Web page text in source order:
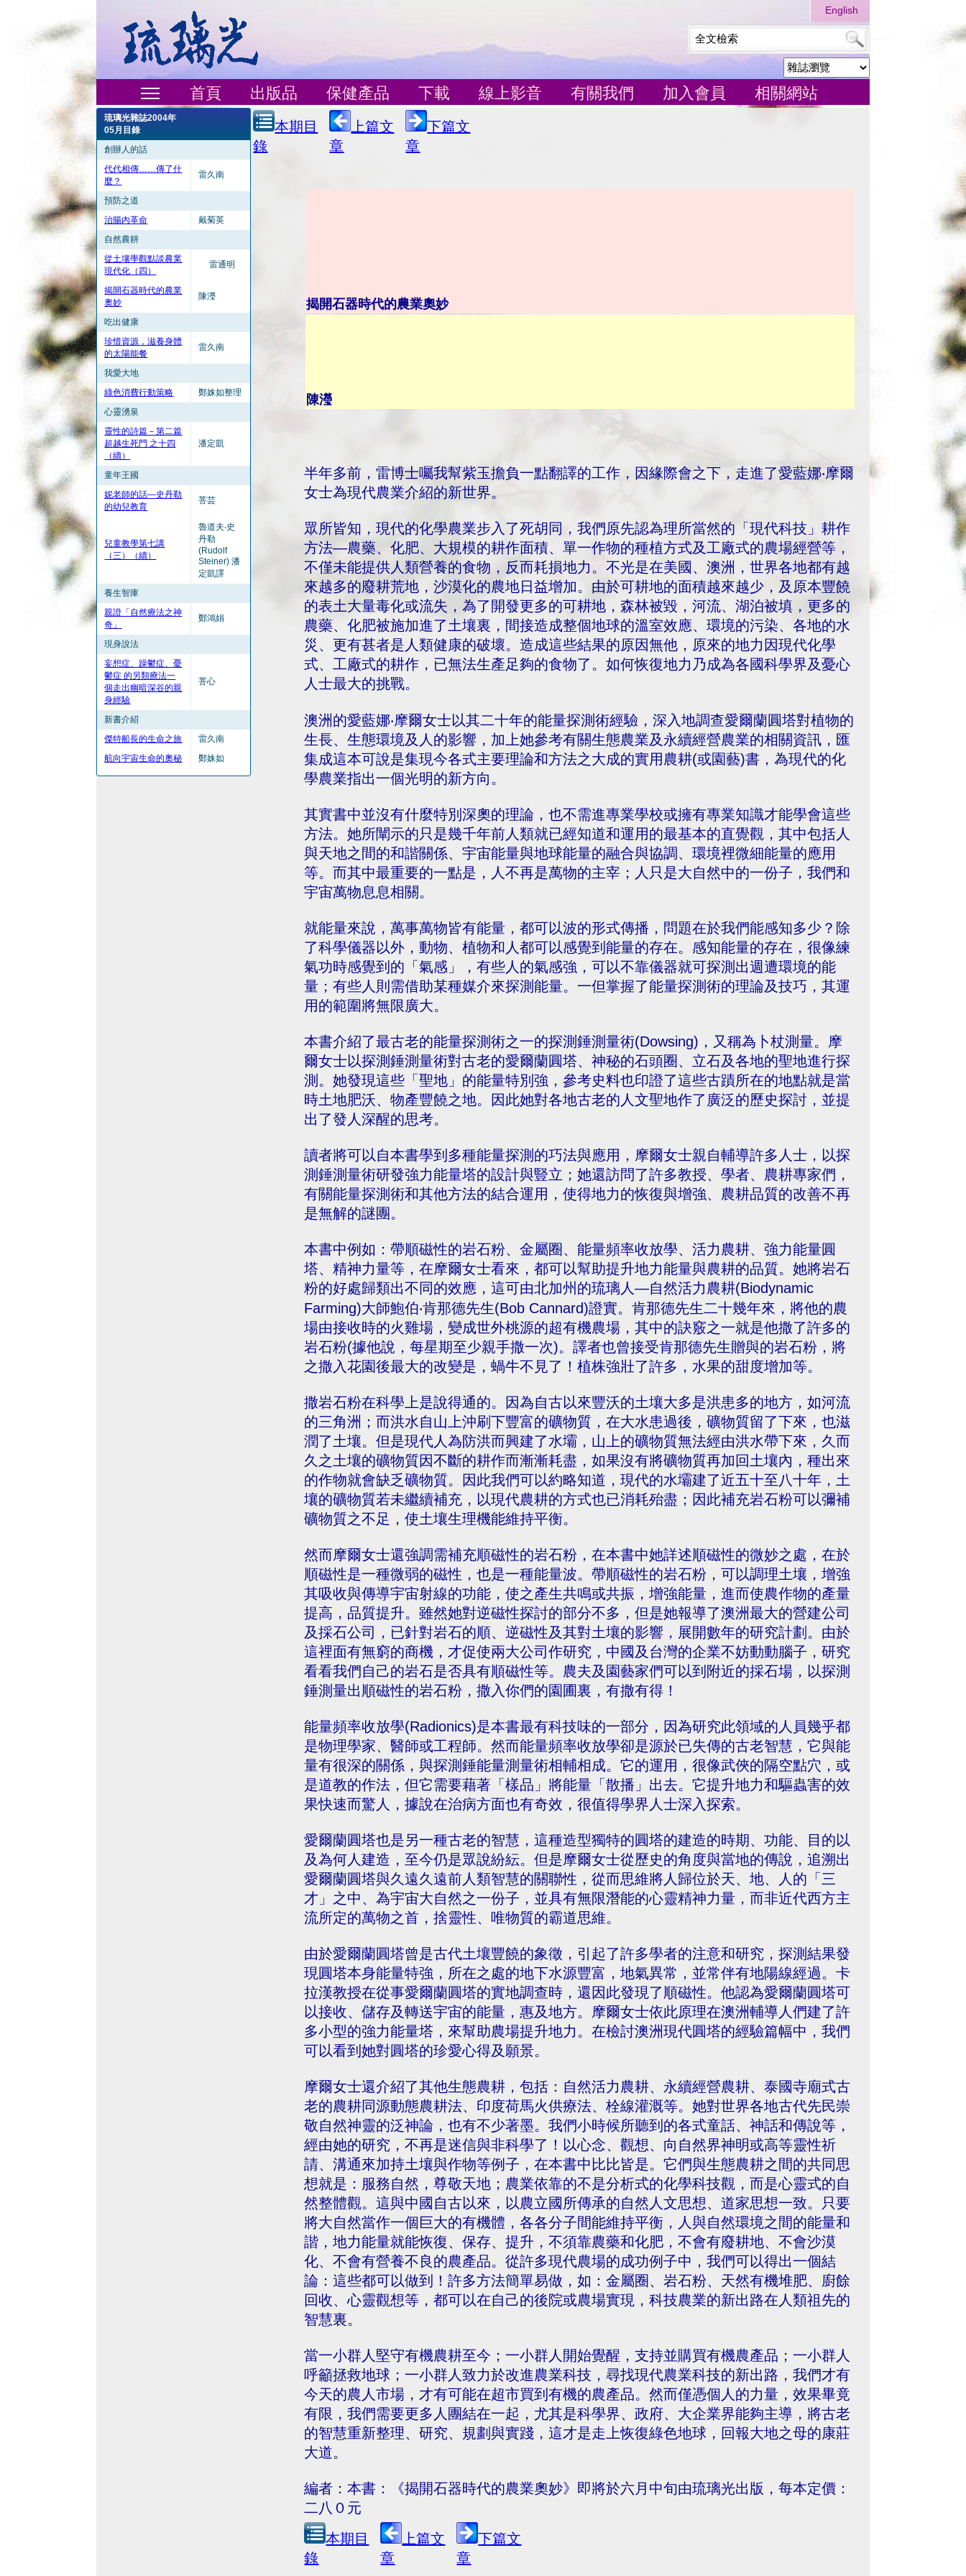
English
首頁 出版品 保健產品 下載 線上影音 有關我們 加入會員 相關網站
琉璃光雜誌2004年
05月目錄
創辦人的話
代代相傳……傳了什
麼？
雷久南
預防之道
治腸內革命
戴菊英
自然農耕
從土壤學觀點談農業
現代化（四）
雷通明
揭開石器時代的農業
奧妙
陳瀅
吃出健康
珍惜資源，滋養身體
的太陽能餐
雷久南
我愛大地
綠色消費行動策略
鄭姝如整理
心靈湧泉
靈性的詩篇－第二篇
超越生死門 之十四
（續）
潘定凱
童年王國
妮老師的話—史丹勒
的幼兒教育
菩芸
兒童教學第七講
（三）（續）
魯道夫‧史
丹勒
(Rudolf
Steiner) 潘
定凱譯
養生智庫
親證「自然療法之神
奇」
鄭鴻娟
現身說法
妄想症、躁鬱症、憂
鬱症 的另類療法一
個走出幽暗深谷的親
身經驗
菩心
新書介紹
傑特船長的生命之旅
雷久南
航向宇宙生命的奧秘
鄭姝如
本期目
錄
上篇文
章
下篇文
章
揭開石器時代的農業奧妙
陳瀅
半年多前，雷博士囑我幫紫玉擔負一點翻譯的工作，因緣際會之下，走進了愛藍娜‧摩爾
女士為現代農業介紹的新世界。
眾所皆知，現代的化學農業步入了死胡同，我們原先認為理所當然的「現代科技」耕作
方法—農藥、化肥、大規模的耕作面積、單一作物的種植方式及工廠式的農場經營等，
不僅未能提供人類營養的食物，反而耗損地力。不光是在美國、澳洲，世界各地都有越
來越多的廢耕荒地，沙漠化的農地日益增加。由於可耕地的面積越來越少，及原本豐饒
的表土大量毒化或流失，為了開發更多的可耕地，森林被毀，河流、湖泊被填，更多的
農藥、化肥被施加進了土壤裏，間接造成整個地球的溫室效應、環境的污染、各地的水
災、更有甚者是人類健康的破壞。造成這些結果的原因無他，原來的地力因現代化學
式、工廠式的耕作，已無法生產足夠的食物了。如何恢復地力乃成為各國科學界及憂心
人士最大的挑戰。
澳洲的愛藍娜‧摩爾女士以其二十年的能量探測術經驗，深入地調查愛爾蘭圓塔對植物的
生長、生態環境及人的影響，加上她參考有關生態農業及永續經營農業的相關資訊，匯
集成這本可說是集現今各式主要理論和方法之大成的實用農耕(或園藝)書，為現代的化
學農業指出一個光明的新方向。
其實書中並沒有什麼特別深奧的理論，也不需進專業學校或擁有專業知識才能學會這些
方法。她所闡示的只是幾千年前人類就已經知道和運用的最基本的直覺觀，其中包括人
與天地之間的和諧關係、宇宙能量與地球能量的融合與協調、環境裡微細能量的應用
等。而其中最重要的一點是，人不再是萬物的主宰；人只是大自然中的一份子，我們和
宇宙萬物息息相關。
就能量來說，萬事萬物皆有能量，都可以波的形式傳播，問題在於我們能感知多少？除
了科學儀器以外，動物、植物和人都可以感覺到能量的存在。感知能量的存在，很像練
氣功時感覺到的「氣感」，有些人的氣感強，可以不靠儀器就可探測出週遭環境的能
量；有些人則需借助某種媒介來探測能量。一但掌握了能量探測術的理論及技巧，其運
用的範圍將無限廣大。
本書介紹了最古老的能量探測術之一的探測錘測量術(Dowsing)，又稱為卜杖測量。摩
爾女士以探測錘測量術對古老的愛爾蘭圓塔、神秘的石頭圈、立石及各地的聖地進行探
測。她發現這些「聖地」的能量特別強，參考史料也印證了這些古蹟所在的地點就是當
時土地肥沃、物產豐饒之地。因此她對各地古老的人文聖地作了廣泛的歷史探討，並提
出了發人深醒的思考。
讀者將可以自本書學到多種能量探測的巧法與應用，摩爾女士親自輔導許多人士，以探
測錘測量術研發強力能量塔的設計與豎立；她還訪問了許多教授、學者、農耕專家們，
有關能量探測術和其他方法的結合運用，使得地力的恢復與增強、農耕品質的改善不再
是無解的謎團。
本書中例如：帶順磁性的岩石粉、金屬圈、能量頻率收放學、活力農耕、強力能量圓
塔、精神力量等，在摩爾女士看來，都可以幫助提升地力能量與農耕的品質。她將岩石
粉的好處歸類出不同的效應，這可由北加州的琉璃人—自然活力農耕(Biodynamic
Farming)大師鮑伯‧肯那德先生(Bob Cannard)證實。肯那德先生二十幾年來，將他的農
場由接收時的火雞場，變成世外桃源的超有機農場，其中的訣竅之一就是他撒了許多的
岩石粉(據他說，每星期至少親手撒一次)。譯者也曾接受肯那德先生贈與的岩石粉，將
之撒入花園後最大的改變是，蝸牛不見了！植株強壯了許多，水果的甜度增加等。
撒岩石粉在科學上是說得通的。因為自古以來豐沃的土壤大多是洪患多的地方，如河流
的三角洲；而洪水自山上沖刷下豐富的礦物質，在大水患過後，礦物質留了下來，也滋
潤了土壤。但是現代人為防洪而興建了水壩，山上的礦物質無法經由洪水帶下來，久而
久之土壤的礦物質因不斷的耕作而漸漸耗盡，如果沒有將礦物質再加回土壤內，種出來
的作物就會缺乏礦物質。因此我們可以約略知道，現代的水壩建了近五十至八十年，土
壤的礦物質若未繼續補充，以現代農耕的方式也已消耗殆盡；因此補充岩石粉可以彌補
礦物質之不足，使土壤生理機能維持平衡。
然而摩爾女士還強調需補充順磁性的岩石粉，在本書中她詳述順磁性的微妙之處，在於
順磁性是一種微弱的磁性，也是一種能量波。帶順磁性的岩石粉，可以調理土壤，增強
其吸收與傳導宇宙射線的功能，使之產生共鳴或共振，增強能量，進而使農作物的產量
提高，品質提升。雖然她對逆磁性探討的部分不多，但是她報導了澳洲最大的營建公司
及採石公司，已針對岩石的順、逆磁性及其對土壤的影響，展開數年的研究計劃。由於
這裡面有無窮的商機，才促使兩大公司作研究，中國及台灣的企業不妨動動腦子，研究
看看我們自己的岩石是否具有順磁性等。農夫及園藝家們可以到附近的採石場，以探測
錘測量出順磁性的岩石粉，撒入你們的園圃裏，有撒有得！
能量頻率收放學(Radionics)是本書最有科技味的一部分，因為研究此領域的人員幾乎都
是物理學家、醫師或工程師。然而能量頻率收放學卻是源於已失傳的古老智慧，它與能
量有很深的關係，與探測錘能量測量術相輔相成。它的運用，很像武俠的隔空點穴，或
是道教的作法，但它需要藉著「樣品」將能量「散播」出去。它提升地力和驅蟲害的效
果快速而驚人，據說在治病方面也有奇效，很值得學界人士深入探索。
愛爾蘭圓塔也是另一種古老的智慧，這種造型獨特的圓塔的建造的時期、功能、目的以
及為何人建造，至今仍是眾說紛紜。但是摩爾女士從歷史的角度與當地的傳說，追溯出
愛爾蘭圓塔與久遠久遠前人類智慧的關聯性，從而思維將人歸位於天、地、人的「三
才」之中、為宇宙大自然之一份子，並具有無限潛能的心靈精神力量，而非近代西方主
流所定的萬物之首，捨靈性、唯物質的霸道思維。
由於愛爾蘭圓塔曾是古代土壤豐饒的象徵，引起了許多學者的注意和研究，探測結果發
現圓塔本身能量特強，所在之處的地下水源豐富，地氣異常，並常伴有地陽線經過。卡
拉漢教授在從事愛爾蘭圓塔的實地調查時，還因此發現了順磁性。他認為愛爾蘭圓塔可
以接收、儲存及轉送宇宙的能量，惠及地方。摩爾女士依此原理在澳洲輔導人們建了許
多小型的強力能量塔，來幫助農場提升地力。在檢討澳洲現代圓塔的經驗篇幅中，我們
可以看到她對圓塔的珍愛心得及願景。
摩爾女士還介紹了其他生態農耕，包括：自然活力農耕、永續經營農耕、泰國寺廟式古
老的農耕同源動態農耕法、印度荷馬火供療法、栓線灌溉等。她對世界各地古代先民崇
敬自然神靈的泛神論，也有不少著墨。我們小時候所聽到的各式童話、神話和傳說等，
經由她的研究，不再是迷信與非科學了！以心念、觀想、向自然界神明或高等靈性祈
請、溝通來加持土壤與作物等例子，在本書中比比皆是。它們與生態農耕之間的共同思
想就是：服務自然，尊敬天地；農業依靠的不是分析式的化學科技觀，而是心靈式的自
然整體觀。這與中國自古以來，以農立國所傳承的自然人文思想、道家思想一致。只要
將大自然當作一個巨大的有機體，各各分子間能維持平衡，人與自然環境之間的能量和
諧，地力能量就能恢復、保存、提升，不須靠農藥和化肥，不會有廢耕地、不會沙漠
化、不會有營養不良的農產品。從許多現代農場的成功例子中，我們可以得出一個結
論：這些都可以做到！許多方法簡單易做，如：金屬圈、岩石粉、天然有機堆肥、廚餘
回收、心靈觀想等，都可以在自己的後院或農場實現，科技農業的新出路在人類祖先的
智慧裏。
當一小群人堅守有機農耕至今；一小群人開始覺醒，支持並購買有機農產品；一小群人
呼籲拯救地球；一小群人致力於改進農業科技，尋找現代農業科技的新出路，我們才有
今天的農人市場，才有可能在超市買到有機的農產品。然而僅憑個人的力量，效果畢竟
有限，我們需要更多人團結在一起，尤其是科學界、政府、大企業界能夠主導，將古老
的智慧重新整理、研究、規劃與實踐，這才是走上恢復綠色地球，回報大地之母的康莊
大道。
編者：本書：《揭開石器時代的農業奧妙》即將於六月中旬由琉璃光出版，每本定價：
二八０元
本期目
錄
上篇文
章
下篇文
章